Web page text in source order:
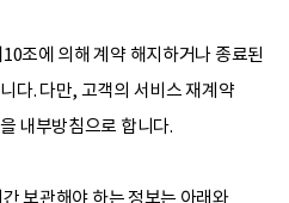
조에 의해 계약 해지하거나 종료된
다. 다만, 고객의 서비스 재계약
내부방침으로 합니다.
보관해야 하는 정보는 아래와